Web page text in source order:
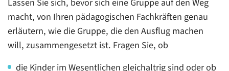
Lassen Sie sich, bevor sich eine Gruppe auf den Weg
macht, von Ihren pädagogischen Fachkräften genau
erläutern, wie die Gruppe, die den Ausflug machen
will, zusammengesetzt ist. Fragen Sie, ob
die Kinder im Wesentlichen gleichaltrig sind oder ob